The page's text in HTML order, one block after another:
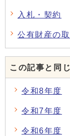
入札・契約
公有財産の
この記事と同
令和8年度
令和7年度
令和6年度